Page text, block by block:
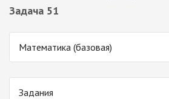
Задача 51
Математика (базовая)
Задания